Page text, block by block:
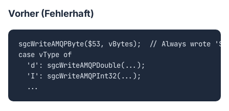
Vorher (Fehlerhaft)
sgcWriteAMQPByte($53, vBytes);  // Always wrote
case vType of
  'd': sgcWriteAMQPDouble(...);
  'I': sgcWriteAMQPInt32(...);
  ...